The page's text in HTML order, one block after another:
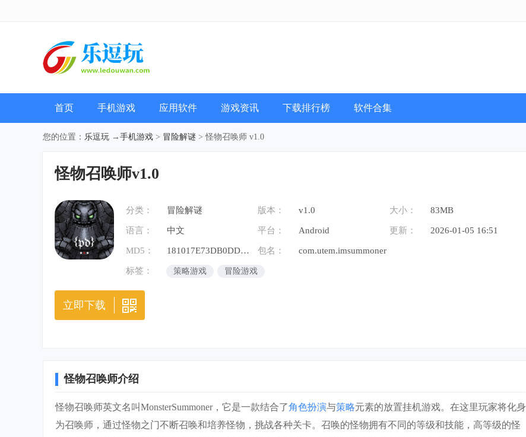
首页 手机游戏 应用软件 游戏资讯 下载排行榜 软件合集
您的位置： 乐逗玩 → 手机游戏 > 冒险解谜 > 怪物召唤师 v1.0
怪物召唤师v1.0
分类： 冒险解谜 版本： v1.0 大小： 83MB
语言： 中文 平台： Android 更新： 2026-01-05 16:51
MD5： 181017E73DB0DDA2EFED4F92E9E68196 包名： com.utem.imsummoner
标签： 策略游戏 冒险游戏
立即下载
怪物召唤师介绍
怪物召唤师英文名叫MonsterSummoner，它是一款结合了角色扮演与策略元素的放置挂机游戏。在这里玩家将化身
为召唤师，通过怪物之门不断召唤和培养怪物，挑战各种关卡。召唤的怪物拥有不同的等级和技能，高等级的怪